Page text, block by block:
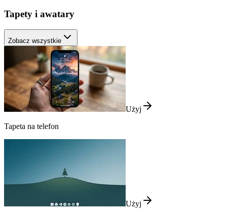
Tapety i awatary
Zobacz wszystkie
Użyj
Tapeta na telefon
Użyj